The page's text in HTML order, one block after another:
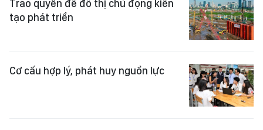
Trao quyền để đô thị chủ động kiến
tạo phát triển
Cơ cấu hợp lý, phát huy nguồn lực